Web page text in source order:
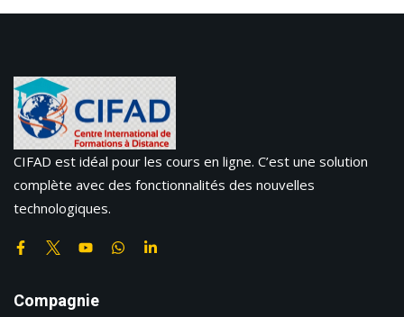
CIFAD est idéal pour les cours en ligne. C’est une solution
complète avec des fonctionnalités des nouvelles
technologiques.
Compagnie